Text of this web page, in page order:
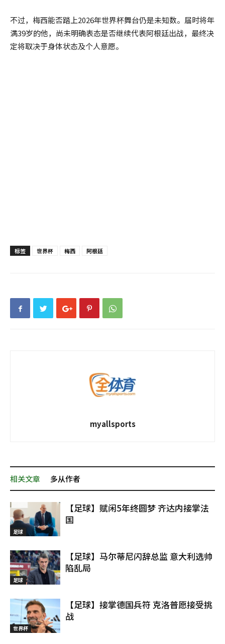
不过，梅西能否踏上2026年世界杯舞台仍是未知数。届时将年
满39岁的他，尚未明确表态是否继续代表阿根廷出战，最终决
定将取决于身体状态及个人意愿。
标签 世界杯 梅西 阿根廷
myallsports
相关文章 多从作者
足球
【足球】赋闲5年终圆梦 齐达内接掌法
国
足球
【足球】马尔蒂尼闪辞总监 意大利选帅
陷乱局
世界杯
【足球】接掌德国兵符 克洛普愿接受挑
战